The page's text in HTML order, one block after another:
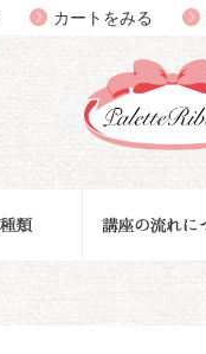
カートをみる